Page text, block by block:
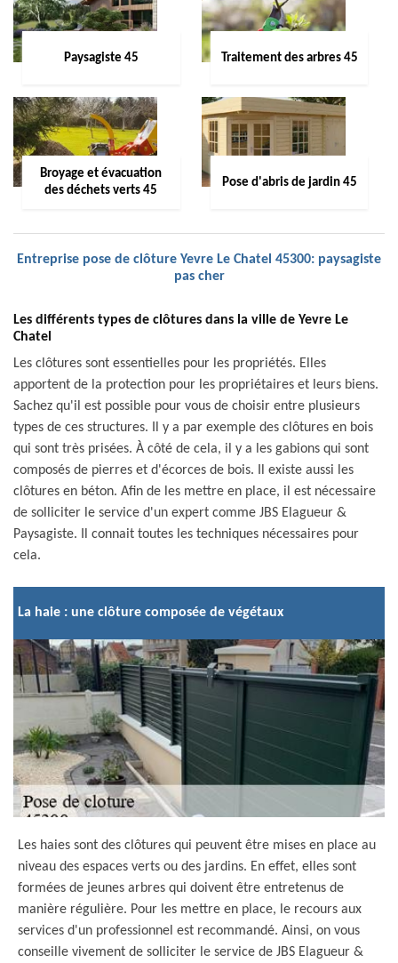
Paysagiste 45 Traitement des arbres 45
Broyage et évacuation
des déchets verts 45
Pose d'abris de jardin 45
Entreprise pose de clôture Yevre Le Chatel 45300: paysagiste
pas cher
Les différents types de clôtures dans la ville de Yevre Le
Chatel
Les clôtures sont essentielles pour les propriétés. Elles
apportent de la protection pour les propriétaires et leurs biens.
Sachez qu'il est possible pour vous de choisir entre plusieurs
types de ces structures. Il y a par exemple des clôtures en bois
qui sont très prisées. À côté de cela, il y a les gabions qui sont
composés de pierres et d'écorces de bois. Il existe aussi les
clôtures en béton. Afin de les mettre en place, il est nécessaire
de solliciter le service d'un expert comme JBS Elagueur &
Paysagiste. Il connait toutes les techniques nécessaires pour
cela.
La haie : une clôture composée de végétaux
Les haies sont des clôtures qui peuvent être mises en place au
niveau des espaces verts ou des jardins. En effet, elles sont
formées de jeunes arbres qui doivent être entretenus de
manière régulière. Pour les mettre en place, le recours aux
services d'un professionnel est recommandé. Ainsi, on vous
conseille vivement de solliciter le service de JBS Elagueur &